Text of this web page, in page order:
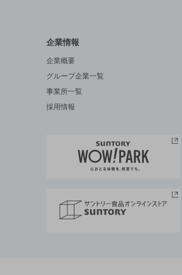
企業情報
企業概要
グループ企業一覧
事業所一覧
採用情報